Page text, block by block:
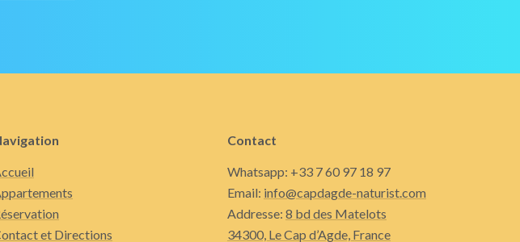
et Directions
Contact
Whatsapp: +33 7 60 97 18 97
Email: info@capdagde-naturist.com
Addresse: 8 bd des Matelots
34300, Le Cap d’Agde, France